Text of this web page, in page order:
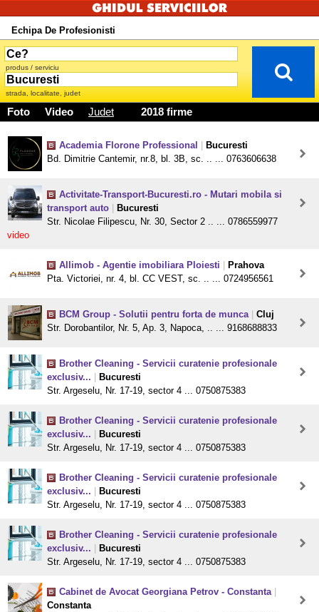
Echipa De Profesionisti
produs / serviciu
strada, localitate, judet
Foto Video Judet 2018 firme
Academia Florone Professional
Bucuresti
Bd. Dimitrie Cantemir, nr.8, bl. 3B, sc. .. ... 0763606638
Activitate-Transport-Bucuresti.ro - Mutari mobila si
transport auto
Bucuresti
Str. Nicolae Filipescu, Nr. 30, Sector 2 .. ... 0786559977
video
Allimob - Agentie imobiliara Ploiesti
Prahova
Pta. Victoriei, nr. 4, bl. CC VEST, sc. .. ... 0724956561
BCM Group - Solutii pentru forta de munca
Cluj
Str. Dorobantilor, Nr. 5, Ap. 3, Napoca, .. ... 9168688833
Brother Cleaning - Servicii curatenie profesionale
exclusiv...
Bucuresti
Str. Argeselu, Nr. 17-19, sector 4 ... 0750875383
Brother Cleaning - Servicii curatenie profesionale
exclusiv...
Bucuresti
Str. Argeselu, Nr. 17-19, sector 4 ... 0750875383
Brother Cleaning - Servicii curatenie profesionale
exclusiv...
Bucuresti
Str. Argeselu, Nr. 17-19, sector 4 ... 0750875383
Brother Cleaning - Servicii curatenie profesionale
exclusiv...
Bucuresti
Str. Argeselu, Nr. 17-19, sector 4 ... 0750875383
Cabinet de Avocat Georgiana Petrov - Constanta
Constanta